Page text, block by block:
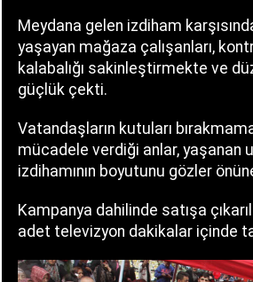
Meydana gelen izdiham
yaşayan mağaza çalışanları,
kalabalığı sakinleştirmekte ve
güçlük çekti.
Vatandaşların kutuları
mücadele verdiği anlar, yaşanan
izdihamının boyutunu gözler
Kampanya dahilinde satışa
adet televizyon dakikalar içinde